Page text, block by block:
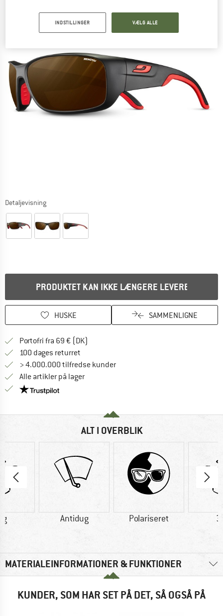
Detaljevisning
PRODUKTET KAN IKKE LÆNGERE LEVERES
HUSKE SAMMENLIGNE
Portofri fra 69 € (DK)
100 dages returret
> 4.000.000 tilfredse kunder
Alle artikler på lager
Vi er Trustpilot-certificeret - oplysningerne får du
ALT I OVERBLIK
g Antidug Polariseret
MATERIALEINFORMATIONER & FUNKTIONER
KUNDER, SOM HAR SET PÅ DET, SÅ OGSÅ PÅ
INDSTILLINGER VÆLG ALLE